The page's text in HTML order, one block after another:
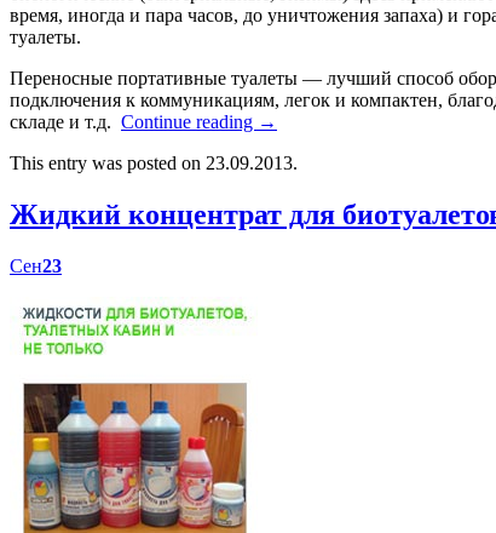
время, иногда и пара часов, до уничтожения запаха) и
туалеты.
Переносные портативные туалеты — лучший способ
подключения к коммуникациям, легок и компактен,
складе и т.д. Continue reading →
This entry was posted on 23.09.2013.
Жидкий концентрат для
Сен23